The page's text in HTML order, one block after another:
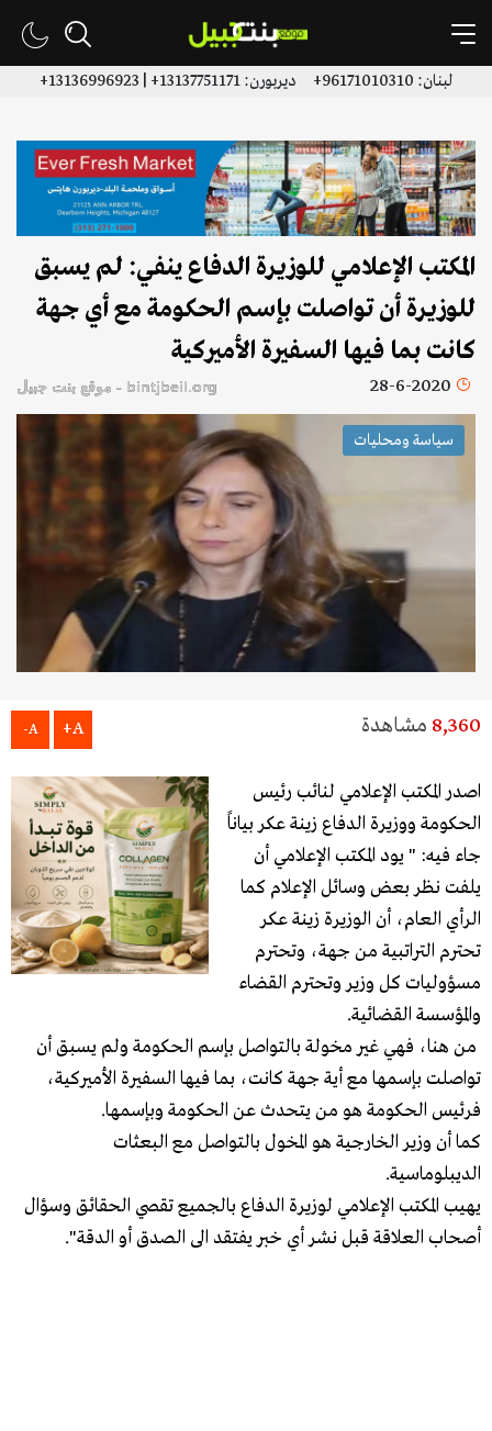
لبنان: 96171010310+ ديربورن: 13137751171+ | 13136996923+
المكتب الإعلامي للوزيرة الدفاع ينفي: لم يسبق
للوزيرة أن تواصلت بإسم الحكومة مع أي جهة
كانت بما فيها السفيرة الأميركية
28-6-2020 bintjbeil.org - موقع بنت جبيل
سياسة ومحليات
8,360 مشاهدة A+
A-
اصدر المكتب الإعلامي لنائب رئيس
الحكومة ووزيرة الدفاع زينة عكر بياناً
جاء فيه: " يود المكتب الإعلامي أن
يلفت نظر بعض وسائل الإعلام كما
الرأي العام، أن الوزيرة زينة عكر
تحترم التراتبية من جهة، وتحترم
مسؤوليات كل وزير وتحترم القضاء
والمؤسسة القضائية.
من هنا، فهي غير مخولة بالتواصل بإسم الحكومة ولم يسبق أن
تواصلت بإسمها مع أية جهة كانت، بما فيها السفيرة الأميركية،
فرئيس الحكومة هو من يتحدث عن الحكومة وبإسمها.
كما أن وزير الخارجية هو المخول بالتواصل مع البعثات
الديبلوماسية.
يهيب المكتب الإعلامي لوزيرة الدفاع بالجميع تقصي الحقائق وسؤال
أصحاب العلاقة قبل نشر أي خبر يفتقد الى الصدق أو الدقة".